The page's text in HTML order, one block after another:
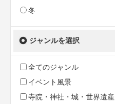
冬
ジャンルを選択
全てのジャンル
イベント風景
寺院・神社・城・世界遺産